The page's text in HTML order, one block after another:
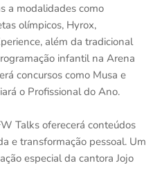
a modalidades como
olímpicos, Hyrox,
além da tradicional
infantil na Arena
concursos como Musa e
o Profissional do Ano.
Talks oferecerá conteúdos
e transformação pessoal. Um
especial da cantora Jojo